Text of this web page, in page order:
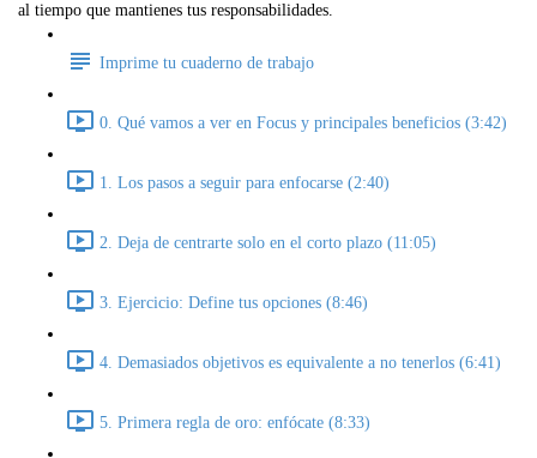
al tiempo que mantienes tus responsabilidades.
Imprime tu cuaderno de trabajo
0. Qué vamos a ver en Focus y principales beneficios (3:42)
1. Los pasos a seguir para enfocarse (2:40)
2. Deja de centrarte solo en el corto plazo (11:05)
3. Ejercicio: Define tus opciones (8:46)
4. Demasiados objetivos es equivalente a no tenerlos (6:41)
5. Primera regla de oro: enfócate (8:33)